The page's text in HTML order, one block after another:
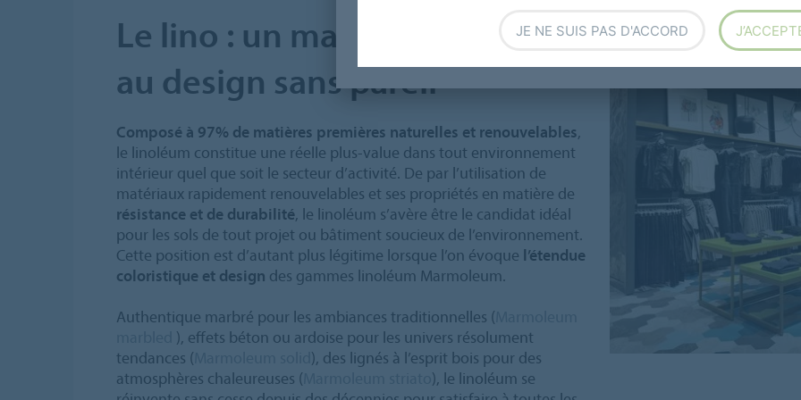
Le lino : un matériau naturel*
au design sans pareil
Composé à 97% de matières premières naturelles et renouvelables,
le linoléum constitue une réelle plus-value dans tout environnement
intérieur quel que soit le secteur d’activité. De par l’utilisation de
matériaux rapidement renouvelables et ses propriétés en matière de
résistance et de durabilité, le linoléum s’avère être le candidat idéal
pour les sols de tout projet ou bâtiment soucieux de l’environnement.
Cette position est d’autant plus légitime lorsque l’on évoque l’étendue
coloristique et design des gammes linoléum Marmoleum.
Authentique marbré pour les ambiances traditionnelles (
), effets béton ou ardoise pour les univers résolument
tendances (
), des lignés à l’esprit bois pour des
atmosphères chaleureuses (
), le linoléum se
JE NE SUIS PAS D'ACCORD